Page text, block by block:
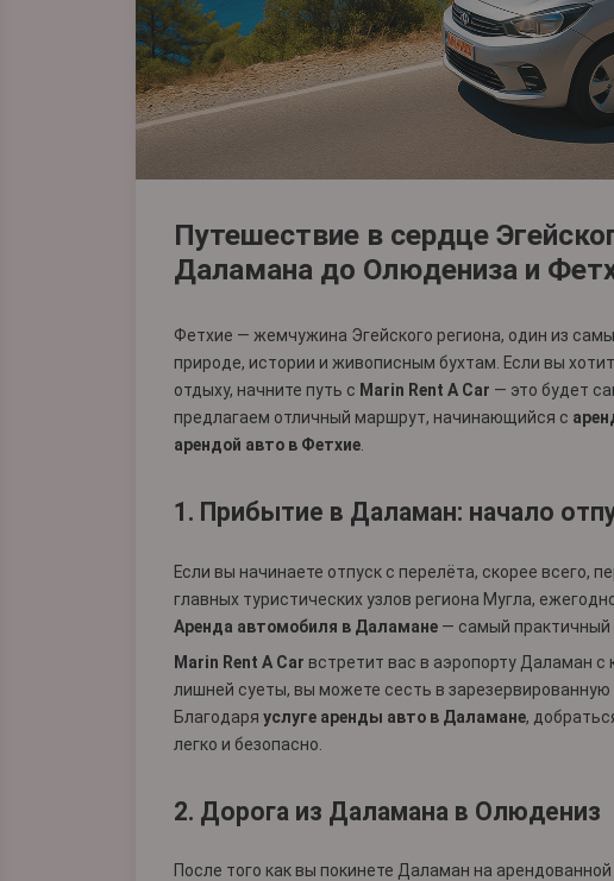
Путешествие в сердце
Даламана до Олюдениза и
Фетхие — жемчужина Эгейского региона, один из
природе, истории и живописным бухтам. Если вы
отдыху, начните путь с Marin Rent A Car — это будет
предлагаем отличный маршрут, начинающийся с
арендой авто в Фетхие
1. Прибытие в Даламан: начало
Если вы начинаете отпуск с перелёта, скорее всего,
главных туристических узлов региона Мугла,
Аренда автомобиля в Даламане — самый практичный
Marin Rent A Car встретит вас в аэропорту Даламан
лишней суеты, вы можете сесть в
Благодаря услуге аренды авто в Даламане,
легко и безопасно.
2. Дорога из Даламана в Олюдениз
После того как вы покинете Даламан на